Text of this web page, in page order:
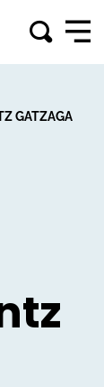
GATZAGA